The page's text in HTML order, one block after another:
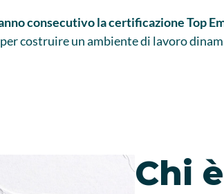
consecutivo la certificazione Top
per costruire un ambiente di lavoro
Chi